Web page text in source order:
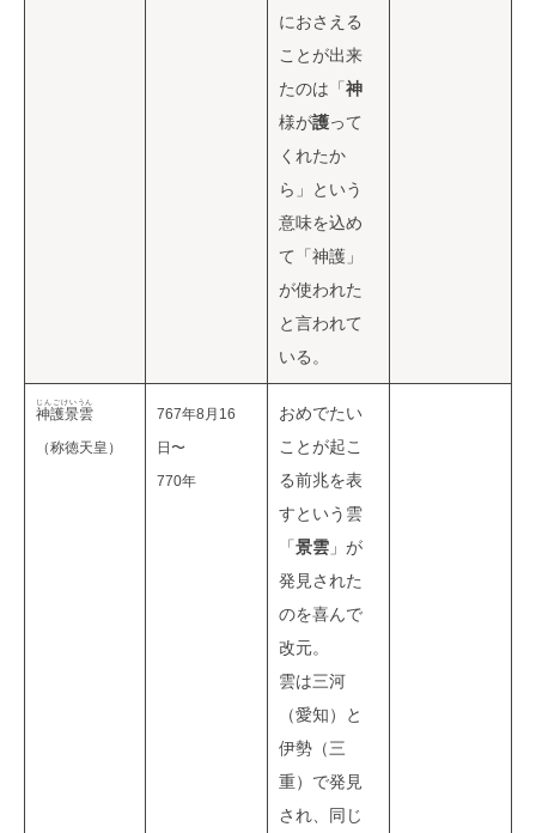
におさえる
ことが出来
たのは「 神
様が護って
くれたか
ら」という
意味を込め
て「神護」
が使われた
と言われて
いる。
神護景雲
じんごけいうん
（称徳天皇）
767年8月16
日〜
770年
おめでたい
ことが起こ
る前兆を表
すという雲
「景雲 」が
発見された
のを喜んで
改元。
雲は三河
（愛知）と
伊勢（三
重）で発見
され、同じ